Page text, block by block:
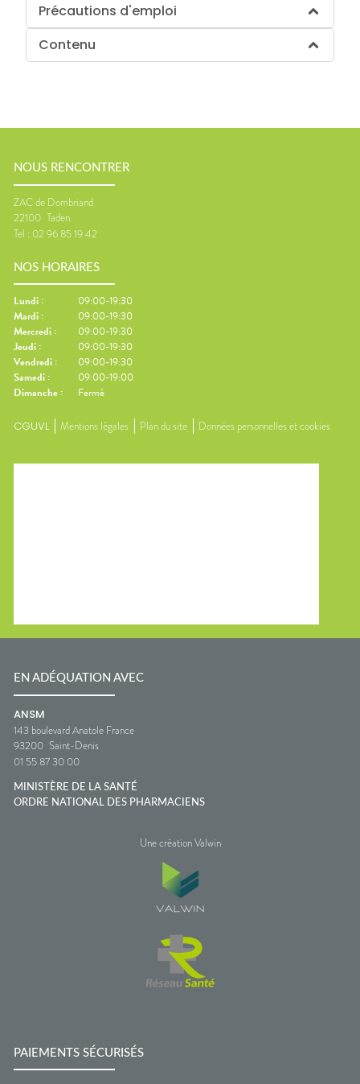
Précautions d'emploi
Contenu
NOUS RENCONTRER
ZAC de Dombriand
22100 Taden
Tel : 02 96 85 19 42
NOS HORAIRES
Lundi :
09:00-19:30
Mardi :
09:00-19:30
Mercredi :
09:00-19:30
Jeudi :
09:00-19:30
Vendredi :
09:00-19:30
Samedi :
09:00-19:00
Dimanche : Fermé
CGUVL Mentions légales Plan du site Données personnelles et cookies
EN ADÉQUATION AVEC
ANSM
143 boulevard Anatole France
93200 Saint-Denis
01 55 87 30 00
MINISTÈRE DE LA SANTÉ
ORDRE NATIONAL DES PHARMACIENS
Une création Valwin
PAIEMENTS SÉCURISÉS